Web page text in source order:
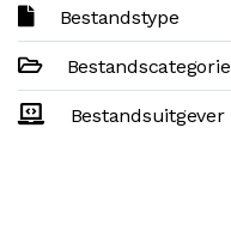
Bestandstype
Bestandscategorie
Bestandsuitgever